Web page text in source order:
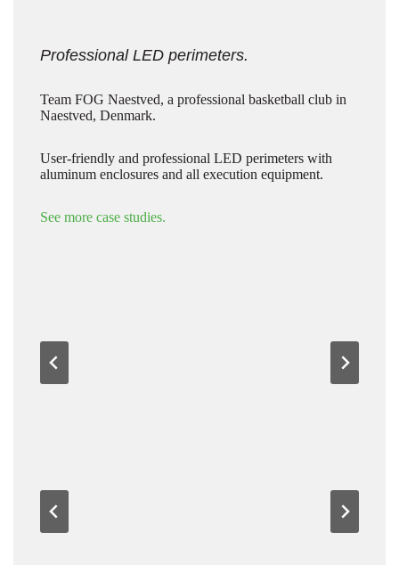
Professional LED perimeters.
Team FOG Naestved, a professional basketball club in
Naestved, Denmark.
User-friendly and professional LED perimeters with
aluminum enclosures and all execution equipment.
See more case studies.